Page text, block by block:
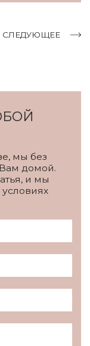
СЛЕДУЮЩЕЕ
мы без
домой.
и мы